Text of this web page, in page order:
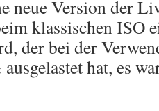
neue Version der
klassischen ISO
der bei der
hat, es